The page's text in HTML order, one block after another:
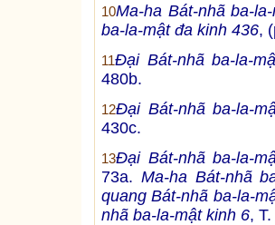
10Ma-ha Bát-nhã ba-
ba-la-mật đa kinh 436,
11Đại Bát-nhã ba-la-
480b.
12Đại Bát-nhã ba-la-
430c.
13Đại Bát-nhã ba-la-
73a. Ma-ha Bát-nhã
quang Bát-nhã ba-la-
nhã ba-la-mật kinh 6,